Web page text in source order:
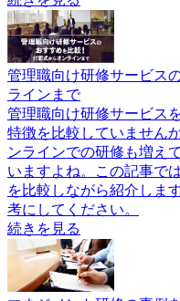
管理職向け研修サービス
ラインまで
管理職向け研修サービス
特徴を比較していません
ンラインでの研修も増え
いますよね。この記事で
を比較しながら紹介しま
考にしてください。
続きを見る